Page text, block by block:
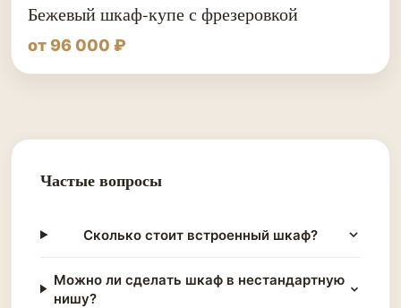
Бежевый шкаф-купе с фрезеровкой
от 96 000 ₽
Частые вопросы
Сколько стоит встроенный шкаф?
Можно ли сделать шкаф в нестандартную
нишу?